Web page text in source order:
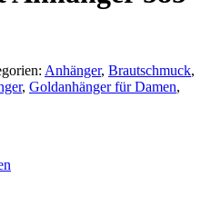
Anhänger, Brautschmuck,
, Goldanhänger für Damen,